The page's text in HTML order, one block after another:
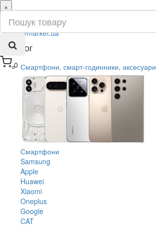
0
×
ru
ua
Каталог
Смартфони, смарт-годинники, аксесуари
Смартфони
Samsung
Apple
Huawei
Xiaomi
Oneplus
Google
CAT